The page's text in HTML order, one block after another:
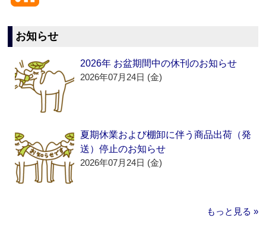
お知らせ
2026年 お盆期間中の休刊のお知らせ
2026年07月24日 (金)
夏期休業および棚卸に伴う商品出荷（発
送）停止のお知らせ
2026年07月24日 (金)
もっと見る »